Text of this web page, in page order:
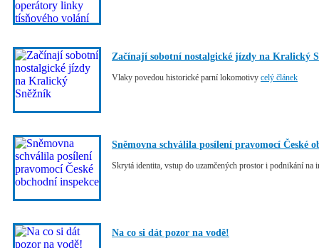
Začínají sobotní nostalgické jízdy na Kralický
Vlaky povedou historické parní lokomotivy celý článek
Sněmovna schválila posílení pravomocí České
Skrytá identita, vstup do uzamčených prostor i podnikání na
Na co si dát pozor na vodě!